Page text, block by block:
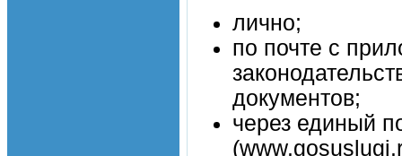
лично;
по почте с
документов;
через единый